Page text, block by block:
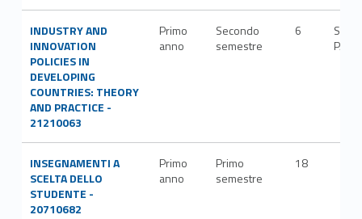
INDUSTRY AND
INNOVATION
POLICIES IN
DEVELOPING
COUNTRIES: THEORY
AND PRACTICE -
21210063
Primo
anno
Secondo
semestre
6
SECS-
P/01
INSEGNAMENTI A
SCELTA DELLO
STUDENTE -
20710682
Primo
anno
Primo
semestre
18